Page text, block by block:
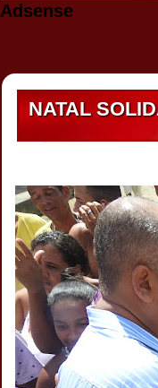
Adsense
NATAL